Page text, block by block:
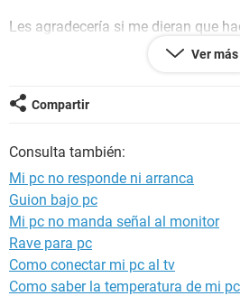
Les agradecería si me dieran que
funcione como normalmente lo
Ver más
Compartir
Consulta también:
Mi pc no responde ni arranca
Guion bajo pc
Mi pc no manda señal al monitor
Rave para pc
Como conectar mi pc al tv
Como saber la temperatura de mi pc